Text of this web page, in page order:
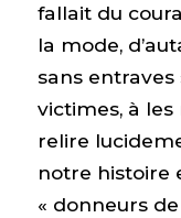
fallait du
la mode,
sans
victimes, à
relire
notre histoire
« donneurs